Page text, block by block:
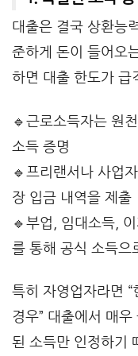
대출은 결국 상환능
준하게 돈이 들어오
하면 대출 한도가 급
🔹근로소득자는 원
소득 증명
🔹프리랜서나 사업
장 입금 내역을 제출
🔹부업, 임대소득,
를 통해 공식 소득으
특히 자영업자라면
경우” 대출에서 매
된 소득만 인정하기